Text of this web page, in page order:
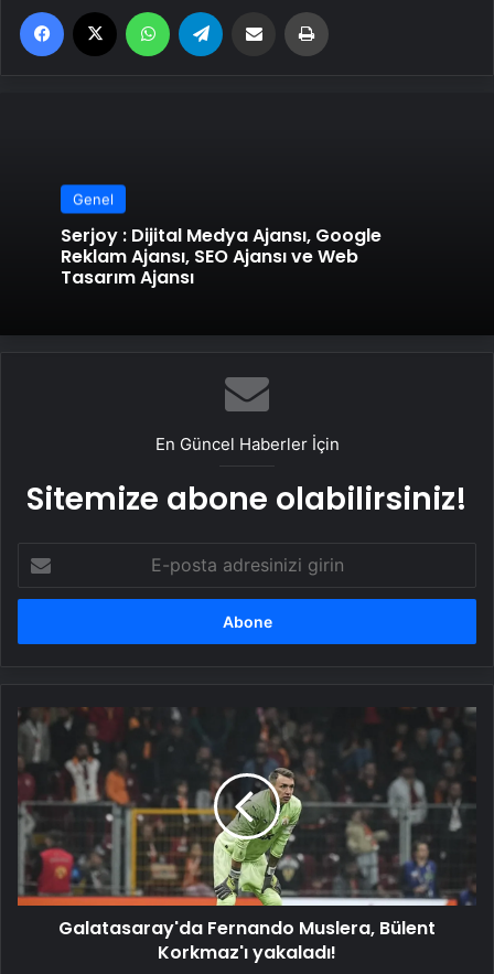
Facebook WhatsApp Email'den paylaş
Genel
Serjoy : Dijital Medya Ajansı, Google
Reklam Ajansı, SEO Ajansı ve Web
Tasarım Ajansı
En Güncel Haberler İçin
Sitemize abone olabilirsiniz!
posta
adresinizi
Galatasaray'da
Fernando
Muslera,
Bülent
Korkmaz'ı
yakaladı!
Galatasaray'da Fernando Muslera, Bülent
Korkmaz'ı yakaladı!